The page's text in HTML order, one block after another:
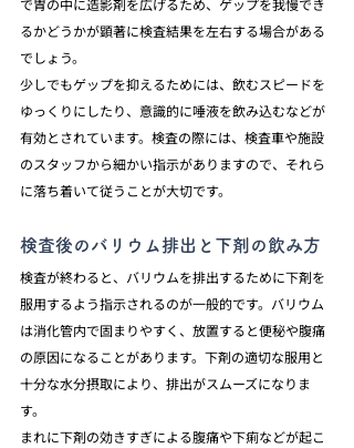
で胃の中に造影剤を広げるため、ゲップを我慢でき
るかどうかが顕著に検査結果を左右する場合がある
でしょう。
少しでもゲップを抑えるためには、飲むスピードを
ゆっくりにしたり、意識的に唾液を飲み込むなどが
有効とされています。検査の際には、検査車や施設
のスタッフから細かい指示がありますので、それら
に落ち着いて従うことが大切です。
検査後のバリウム排出と下剤の飲み方
検査が終わると、バリウムを排出するために下剤を
服用するよう指示されるのが一般的です。バリウム
は消化管内で固まりやすく、放置すると便秘や腹痛
の原因になることがあります。下剤の適切な服用と
十分な水分摂取により、排出がスムーズになりま
す。
まれに下剤の効きすぎによる腹痛や下痢などが起こ